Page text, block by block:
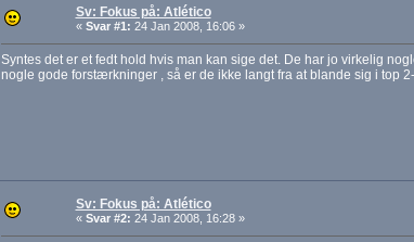
Sv: Fokus på: Atlético
« Svar #1: 24 Jan 2008, 16:06 »
Syntes det er et fedt hold hvis man kan sige det. De har jo virkelig
nogle gode forstærkninger , så er de ikke langt fra at blande sig i top
Sv: Fokus på: Atlético
« Svar #2: 24 Jan 2008, 16:28 »